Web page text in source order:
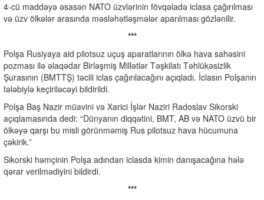
4-cü maddəyə əsasən NATO üzvlərinin fövqəladə iclasa çağırılması
və üzv ölkələr arasında məsləhətləşmələr aparılması gözlənilir.
***
Polşa Rusiyaya aid pilotsuz uçuş aparatlarının ölkə hava sahəsini
pozması ilə əlaqədar Birləşmiş Millətlər Təşkilatı Təhlükəsizlik
Şurasının (BMTTŞ) təcili iclas çağırılacağını açıqladı. İclasın Polşanın
tələbiylə keçiriləcəyi bildirildi.
Polşa Baş Nazir müavini və Xarici İşlər Naziri Radoslav Sikorski
açıqlamasında dedi: “Dünyanın diqqətini, BMT, AB və NATO üzvü bir
ölkəyə qarşı bu misli görünməmiş Rus pilotsuz hava hücumuna
çəkirik.”
Sikorski həmçinin Polşa adından iclasda kimin danışacağına hələ
qərar verilmədiyini bildirdi.
***